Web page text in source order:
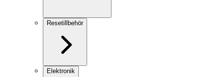
Resetillbehör
Elektronik